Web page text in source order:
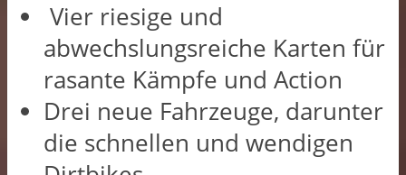
Vier riesige und
abwechslungsreiche Karten für
rasante Kämpfe und Action
Drei neue Fahrzeuge, darunter
die schnellen und wendigen